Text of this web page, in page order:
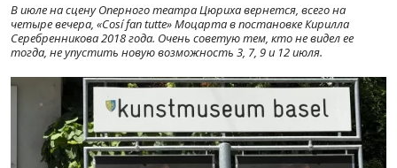
В июле на сцену Оперного театра Цюриха вернется, всего на
четыре вечера, «Cosí fan tutte» Моцарта в постановке Кирилла
Серебренникова 2018 года. Очень советую тем, кто не видел ее
тогда, не упустить новую возможность 3, 7, 9 и 12 июля.